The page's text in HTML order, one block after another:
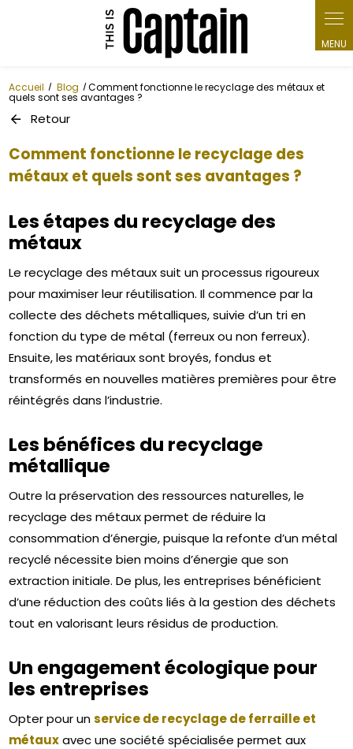
Accueil Blog Comment fonctionne le recyclage des métaux et
quels sont ses avantages ?
Retour
Comment fonctionne le recyclage des
métaux et quels sont ses avantages ?
Les étapes du recyclage des
métaux
Le recyclage des métaux suit un processus rigoureux
pour maximiser leur réutilisation. Il commence par la
collecte des déchets métalliques, suivie d’un tri en
fonction du type de métal (ferreux ou non ferreux).
Ensuite, les matériaux sont broyés, fondus et
transformés en nouvelles matières premières pour être
réintégrés dans l’industrie.
Les bénéfices du recyclage
métallique
Outre la préservation des ressources naturelles, le
recyclage des métaux permet de réduire la
consommation d’énergie, puisque la refonte d’un métal
recyclé nécessite bien moins d’énergie que son
extraction initiale. De plus, les entreprises bénéficient
d’une réduction des coûts liés à la gestion des déchets
tout en valorisant leurs résidus de production.
Un engagement écologique pour
les entreprises
Opter pour unservice de recyclage de ferraille et
métauxavec une société spécialisée permet aux
Panneau de gestion des cookies